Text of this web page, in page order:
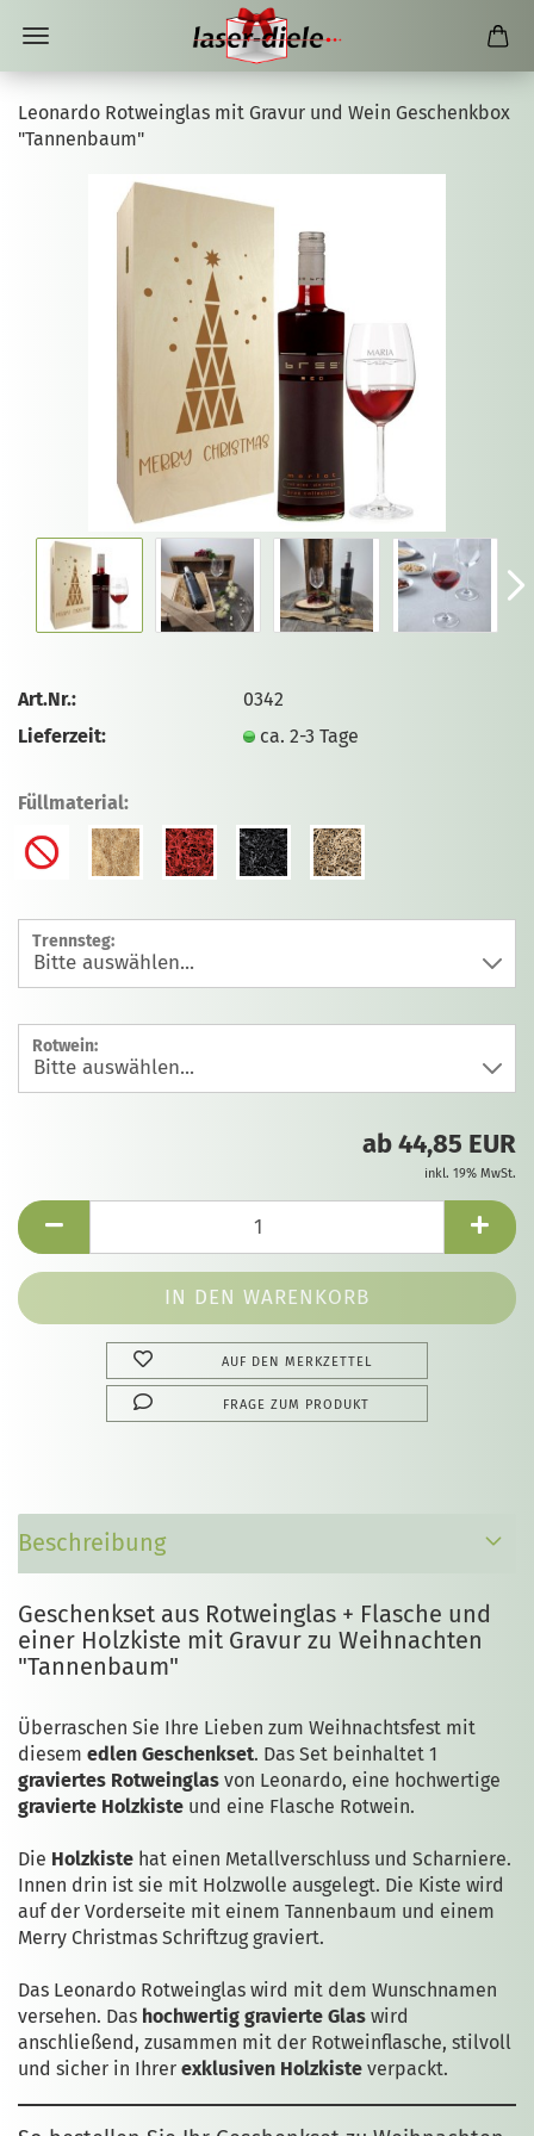
Leonardo Rotweinglas mit Gravur und Wein Geschenkbox
"Tannenbaum"
Art.Nr.:
0342
Lieferzeit:
ca. 2-3 Tage
Füllmaterial:
Trennsteg:
Rotwein:
ab 44,85 EUR
inkl. 19% MwSt.
AUF DEN MERKZETTEL
FRAGE ZUM PRODUKT
Beschreibung
Geschenkset aus Rotweinglas + Flasche und
einer Holzkiste mit Gravur zu Weihnachten
"Tannenbaum"
Überraschen Sie Ihre Lieben zum Weihnachtsfest mit
diesem edlen Geschenkset. Das Set beinhaltet 1
graviertes Rotweinglas von Leonardo, eine hochwertige
gravierte Holzkiste und eine Flasche Rotwein.
Die Holzkiste hat einen Metallverschluss und Scharniere.
Innen drin ist sie mit Holzwolle ausgelegt. Die Kiste wird
auf der Vorderseite mit einem Tannenbaum und einem
Merry Christmas Schriftzug graviert.
Das Leonardo Rotweinglas wird mit dem Wunschnamen
versehen. Das hochwertig gravierte Glas wird
anschließend, zusammen mit der Rotweinflasche, stilvoll
und sicher in Ihrer exklusiven Holzkiste verpackt.